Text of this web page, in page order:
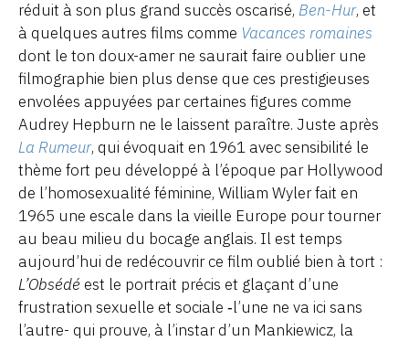
réduit à son plus grand succès oscarisé, Ben-Hur, et
à quelques autres films comme Vacances romaines
dont le ton doux-amer ne saurait faire oublier une
filmographie bien plus dense que ces prestigieuses
envolées appuyées par certaines figures comme
Audrey Hepburn ne le laissent paraître. Juste après
La Rumeur, qui évoquait en 1961 avec sensibilité le
thème fort peu développé à l’époque par Hollywood
de l’homosexualité féminine, William Wyler fait en
1965 une escale dans la vieille Europe pour tourner
au beau milieu du bocage anglais. Il est temps
aujourd’hui de redécouvrir ce film oublié bien à tort :
L’Obsédé est le portrait précis et glaçant d’une
frustration sexuelle et sociale ‑l’une ne va ici sans
l’autre- qui prouve, à l’instar d’un Mankiewicz, la